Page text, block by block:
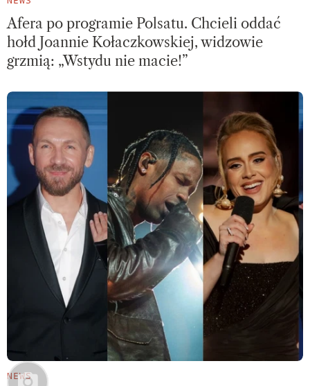
Afera po programie Polsatu. Chcieli oddać
hołd Joannie Kołaczkowskiej, widzowie
grzmią: „Wstydu nie macie!”
NEWS